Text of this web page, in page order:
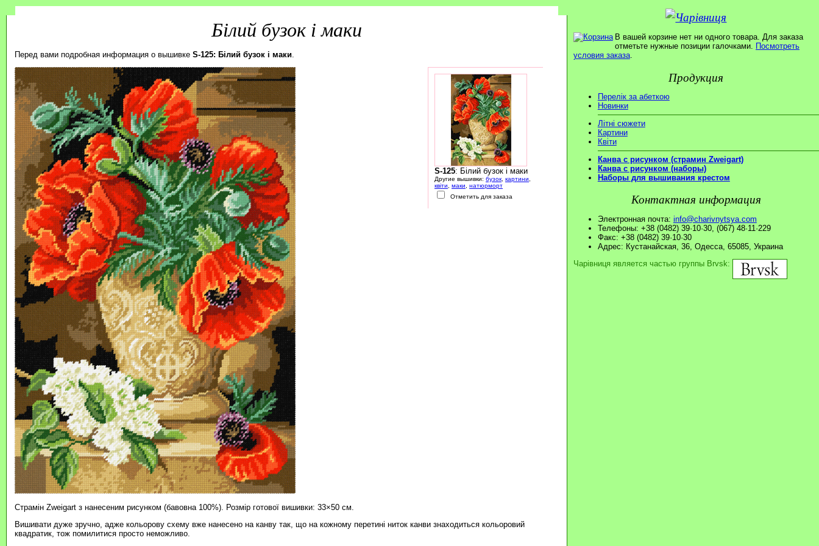
Білий бузок і маки
Перед вами подробная информация о вышивке S-125: Білий бузок і маки.
S-125: Білий бузок і маки
Другие вышивки: бузок картини
квіти
маки
натюрморт
Отметить для заказа
Страмін Zweigart з нанесеним рисунком (бавовна 100%). Розмір готової вишивки: 33×50 см.
Вишивати дуже зручно, адже кольорову схему вже нанесено на канву так, що на кожному перетині ниток канви знаходиться кольоровий
квадратик, тож помилитися просто неможливо.
В вашей корзине нет ни одного товара. Для заказа
отметьте нужные позиции галочками. Посмотреть
условия заказа.
Продукция
Перелік за абеткою
Новинки
Літні сюжети
Картини
Квіти
Канва с рисунком (страмин Zweigart)
Канва с рисунком (наборы)
Наборы для вышивания крестом
Контактная информация
Электронная почта: info@charivnytsya.com
Телефоны: +38 (0482) 39·10·30, (067) 48·11·229
Факс: +38 (0482) 39·10·30
Адрес: Кустанайская, 36, Одесса, 65085, Украина
Чарівниця является частью группы Brvsk: